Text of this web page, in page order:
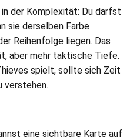
der Komplexität: Du darfst
sie derselben Farbe
Reihenfolge liegen. Das
aber mehr taktische Tiefe.
spielt, sollte sich Zeit
verstehen.
eine sichtbare Karte auf